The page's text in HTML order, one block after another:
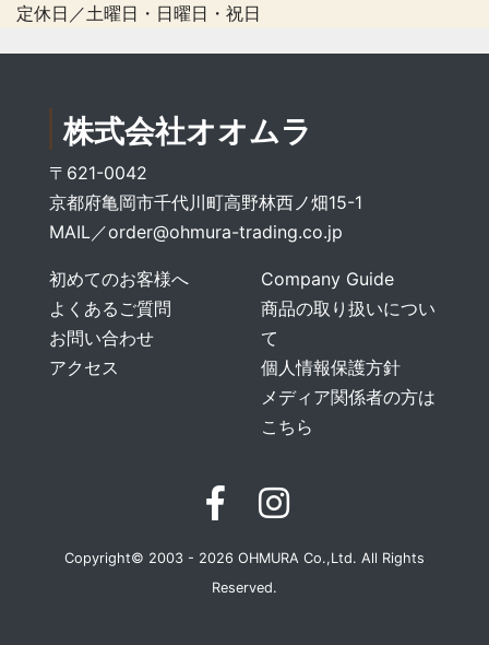
定休日／土曜日・日曜日・祝日
株式会社オオムラ
〒621-0042
京都府亀岡市千代川町高野林西ノ畑15-1
MAIL／order@ohmura-trading.co.jp
初めてのお客様へ
よくあるご質問
お問い合わせ
アクセス
Company Guide
商品の取り扱いについ
て
個人情報保護方針
メディア関係者の方は
こちら
Copyright© 2003 - 2026 OHMURA Co.,Ltd. All Rights
Reserved.